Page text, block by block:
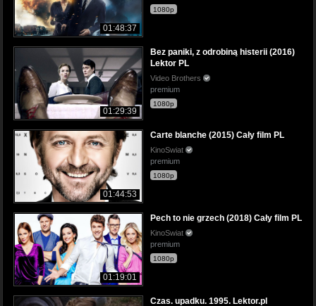
01:48:37
1080p
01:29:39
Bez paniki, z odrobiną histerii (2016)
Lektor PL
Video Brothers
premium
1080p
01:44:53
Carte blanche (2015) Cały film PL
KinoSwiat
premium
1080p
01:19:01
Pech to nie grzech (2018) Cały film PL
KinoSwiat
premium
1080p
Czas. upadku. 1995. Lektor.pl